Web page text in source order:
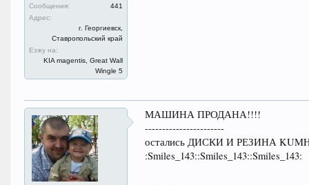
Сообщения:
441
Адрес:
г. Георгиевск,
Ставропольский край
Езжу на:
KIA magentis, Great Wall
Wingle 5
МАШИНА ПРОДАНА!!!!
-----------------------
остались ДИСКИ И РЕЗИНА KUMHO
:Smiles_143::Smiles_143::Smiles_143: